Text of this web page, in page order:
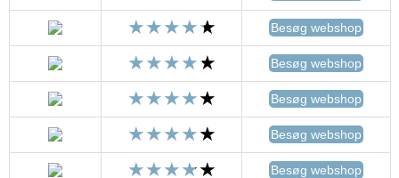
Besøg webshop
Besøg webshop
Besøg webshop
Besøg webshop
Besøg webshop